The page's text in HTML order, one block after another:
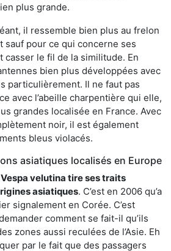
plus grande.
il ressemble bien plus au frelon
sauf pour ce qui concerne ses
casser le fil de la similitude. En
bien plus développées avec
particulièrement. Il ne faut pas
avec l’abeille charpentière qui elle,
grandes localisée en France. Avec
noir, il est également
bleus violacés.
asiatiques localisés en Europe
Vespa velutina tire ses traits
asiatiques. C’est en 2006 qu’a
signalement en Corée. C’est
comment se fait-il qu’ils
zones aussi reculées de l’Asie. Eh
par le fait que des passagers